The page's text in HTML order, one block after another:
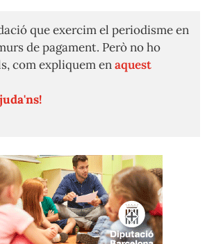
que exercim el periodisme en
de pagament. Però no ho
com expliquem enaquest